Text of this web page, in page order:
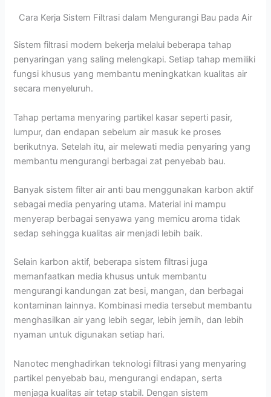
Cara Kerja Sistem Filtrasi dalam Mengurangi Bau pada Air
Sistem filtrasi modern bekerja melalui beberapa tahap
penyaringan yang saling melengkapi. Setiap tahap memiliki
fungsi khusus yang membantu meningkatkan kualitas air
secara menyeluruh.
Tahap pertama menyaring partikel kasar seperti pasir,
lumpur, dan endapan sebelum air masuk ke proses
berikutnya. Setelah itu, air melewati media penyaring yang
membantu mengurangi berbagai zat penyebab bau.
Banyak sistem filter air anti bau menggunakan karbon aktif
sebagai media penyaring utama. Material ini mampu
menyerap berbagai senyawa yang memicu aroma tidak
sedap sehingga kualitas air menjadi lebih baik.
Selain karbon aktif, beberapa sistem filtrasi juga
memanfaatkan media khusus untuk membantu
mengurangi kandungan zat besi, mangan, dan berbagai
kontaminan lainnya. Kombinasi media tersebut membantu
menghasilkan air yang lebih segar, lebih jernih, dan lebih
nyaman untuk digunakan setiap hari.
Nanotec menghadirkan teknologi filtrasi yang menyaring
partikel penyebab bau, mengurangi endapan, serta
menjaga kualitas air tetap stabil. Dengan sistem